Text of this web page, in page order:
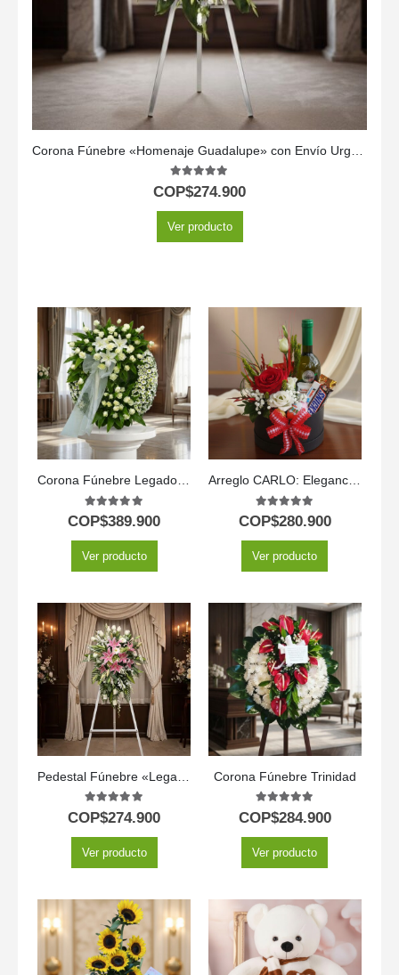
5.00out of 5
COP$274.900
Ver producto
Corona Fúnebre Legado Jacob: Flores para un Último Adiós 🕊️
5.00out of 5
COP$389.900
Ver producto
Arreglo CARLO: Elegancia en Rosas con Vino y Chocolates 🍷
5.00out of 5
COP$280.900
Ver producto
5.00out of 5
COP$274.900
Ver producto
Corona Fúnebre Trinidad
5.00out of 5
COP$284.900
Ver producto